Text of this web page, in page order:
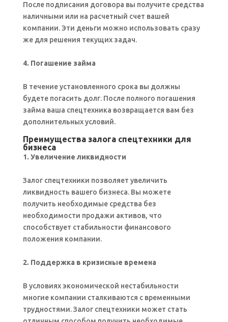
После подписания договора вы получите средства
наличными или на расчетный счет вашей
компании. Эти деньги можно использовать сразу
же для решения текущих задач.
4. Погашение займа
В течение установленного срока вы должны
будете погасить долг. После полного погашения
займа ваша спецтехника возвращается вам без
дополнительных условий.
Преимущества залога спецтехники для
бизнеса
1. Увеличение ликвидности
Залог спецтехники позволяет увеличить
ликвидность вашего бизнеса. Вы можете
получить необходимые средства без
необходимости продажи активов, что
способствует стабильности финансового
положения компании.
2. Поддержка в кризисные времена
В условиях экономической нестабильности
многие компании сталкиваются с временными
трудностями. Залог спецтехники может стать